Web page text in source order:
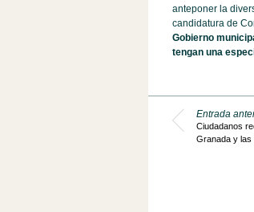
anteponer la
candidatura de
Gobierno
tengan una
Entrada
Ciudadanos
Granada y las